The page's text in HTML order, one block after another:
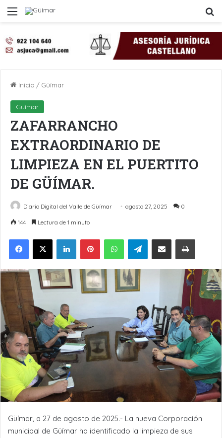
Menú
Inicio / Güímar
Güímar
ZAFARRANCHO
EXTRAORDINARIO DE
LIMPIEZA EN EL PUERTITO
DE GÜÍMAR.
Diario Digital del Valle de Güímar agosto 27, 2025 0
144 Lectura de 1 minuto
LinkedInPinterestWhatsAppTelegramCompartir por Email Imprimir
Güímar, a 27 de agosto de 2025.- La nueva Corporación
municipal de Güímar ha identificado la limpieza de sus